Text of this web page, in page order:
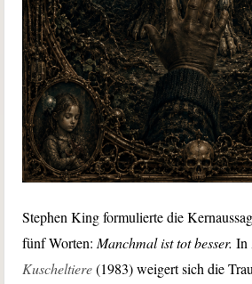
Stephen King formulierte die
fünf Worten:Manchmal ist tot besser. In
Kuscheltiere(1983) weigert sich die